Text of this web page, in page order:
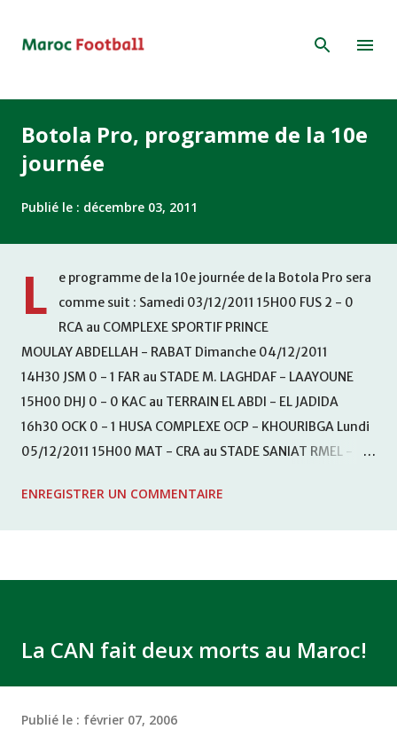
Botola Pro, programme de la 10e
journée
Publié le : décembre 03, 2011
L
e programme de la 10e journée de la Botola Pro sera
comme suit : Samedi 03/12/2011 15H00 FUS 2 - 0
RCA au COMPLEXE SPORTIF PRINCE
MOULAY ABDELLAH - RABAT Dimanche 04/12/2011
14H30 JSM 0 - 1 FAR au STADE M. LAGHDAF - LAAYOUNE
15H00 DHJ 0 - 0 KAC au TERRAIN EL ABDI - EL JADIDA
16h30 OCK 0 - 1 HUSA COMPLEXE OCP - KHOURIBGA Lundi
05/12/2011 15H00 MAT - CRA au STADE SANIAT RMEL -
KHEMISET Mardi 06/12/2011 15H00 WAF - OCS au
ENREGISTRER UN COMMENTAIRE
La CAN fait deux morts au Maroc!
Publié le : février 07, 2006